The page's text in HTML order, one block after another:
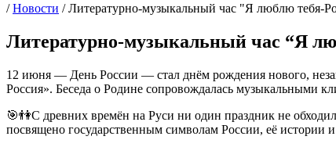
/Новости /Литературно-музыкальный час "Я люблю тебя-
Литературно-музыкальный час “Я
12 июня — День России — стал днём рождения нового,
Россия». Беседа о Родине сопровождалась музыкальными
🎯👫С древних времён на Руси ни один праздник не
посвящено государственным символам России, её истории и